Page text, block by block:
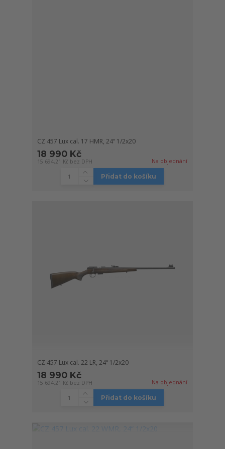
CZ 457 Lux cal. 17 HMR, 24“ 1/2x20
18 990 Kč
15 694,21 Kč bez DPH Na objednání
Přidat do košíku
CZ 457 Lux cal. 22 LR, 24“ 1/2x20
18 990 Kč
15 694,21 Kč bez DPH Na objednání
Přidat do košíku